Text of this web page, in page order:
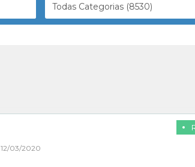
Todas Categorias (8530)
12/03/2020